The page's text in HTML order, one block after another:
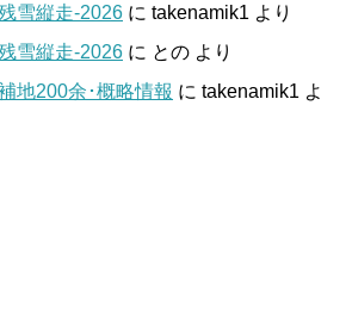
雪縦走-2026 に takenamik1 より
雪縦走-2026 に との より
地200余･概略情報 に takenamik1 よ